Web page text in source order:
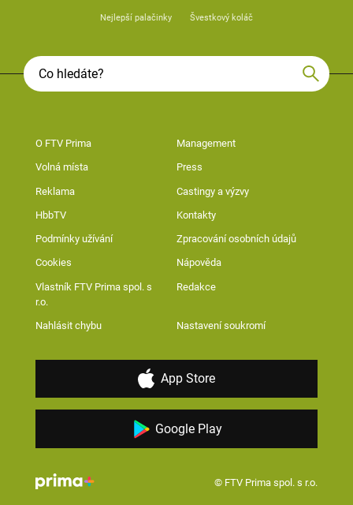
Nejlepší palačinky Švestkový koláč
O FTV Prima Management
Volná místa Press
Reklama Castingy a výzvy
HbbTV Kontakty
Podmínky užívání Zpracování osobních údajů
Cookies Nápověda
Vlastník FTV Prima spol. s
r.o.
Redakce
Nahlásit chybu Nastavení soukromí
App Store
Google Play
© FTV Prima spol. s r.o.